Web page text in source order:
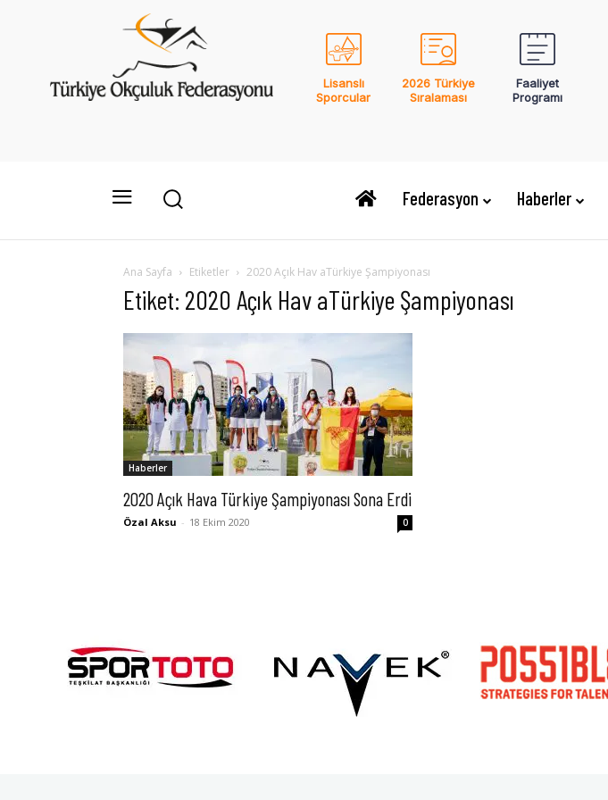
Lisanslı
Sporcular
2026 Türkiye
Sıralaması
Faaliyet
Programı
Federasyon Haberler
Ana Sayfa Etiketler 2020 Açık Hav aTürkiye Şampiyonası
Etiket: 2020 Açık Hav aTürkiye Şampiyonası
Haberler
2020 Açık Hava Türkiye Şampiyonası Sona Erdi
Özal Aksu - 18 Ekim 2020 0